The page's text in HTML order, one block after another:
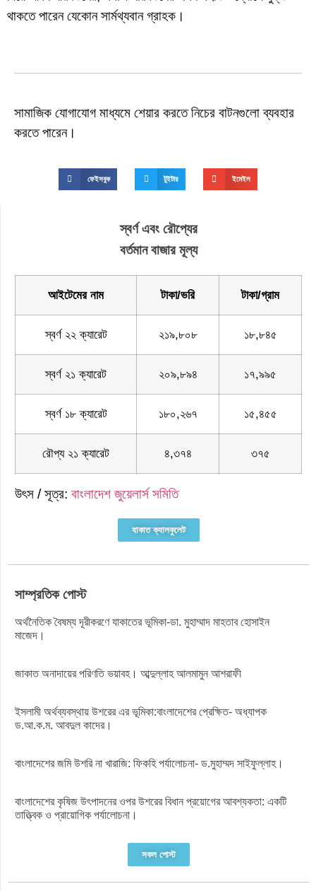
থাকতে পারেন যেকোন সার্মথ্যবান গ্রাহক।
সামাজিক যোগাযোগ মাধ্যমে শেয়ার করতে নিচের বাটনগুলো ব্যবহার
করতে পারেন।
ফেইসবুক টুইটার ইমেইল
স্বর্ণ এবং রৌপ্যের
বর্তমান বাজার মূল্য
আইটেমের নাম টাকা/ভরি টাকা/গ্রাম
স্বর্ণ ২২ ক্যারেট ২১৯,৮০৮ ১৮,৮৪৫
স্বর্ণ ২১ ক্যারেট ২০৯,৮৯৪ ১৭,৯৯৫
স্বর্ণ ১৮ ক্যারেট ১৮০,২৬৭ ১৫,৪৫৫
রৌপ্য ২১ ক্যারেট ৪,৩৭৪ ৩৭৫
উৎস / সূত্র: বাংলাদেশ জুয়েলার্স সমিতি
যাকাত ক্যালকুলেট
সাম্প্রতিক পোস্ট
অর্থনৈতিক বৈষম্য দূরীকরণে যাকাতের ভূমিকা-ডা. মুহাম্মাদ মাহতাব হোসাইন
মাজেদ।
জাকাত অনাদায়ের পরিণতি ভয়াবহ। আব্দুল্লাহ আলমামুন আশরাফী
ইসলামী অর্থব্যবস্থায় উশরের এর ভূমিকা:বাংলাদেশের প্রেক্ষিত- অধ্যাপক
ড.আ.ক.ম. আবদুল কাদের।
বাংলাদেশের জমি উশরি না খারাজি: ফিকহি পর্যালোচনা- ড.মুহাম্মদ সাইফুল্লাহ।
বাংলাদেশের কৃষিজ উৎপাদনের ওপর উশরের বিধান প্রয়োগের আবশ্যকতা: একটি
তাত্ত্বিক ও প্রায়োগিক পর্যালোচনা।
সকল পোস্ট